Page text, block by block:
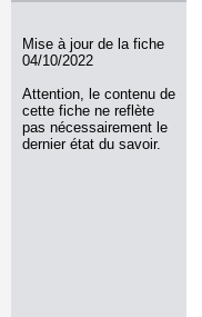
Mise à jour de la fiche
04/10/2022
Attention, le contenu de
cette fiche ne reflète
pas nécessairement le
dernier état du savoir.